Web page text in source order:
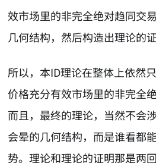
效市场里的非完全绝对趋同交
几何结构，然后构造出理论的证
所以，本ID理论在整体上依然
价格充分有效市场里的非完全
而且，最终的理论，当然不会
会晕的几何结构，而是谁看都
势。理论和理论的证明那是两